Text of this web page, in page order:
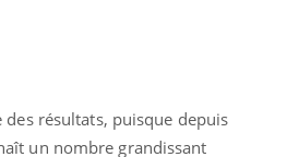
résultats, puisque depuis
un nombre grandissant